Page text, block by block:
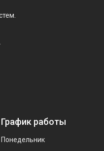
График работы
Понедельник